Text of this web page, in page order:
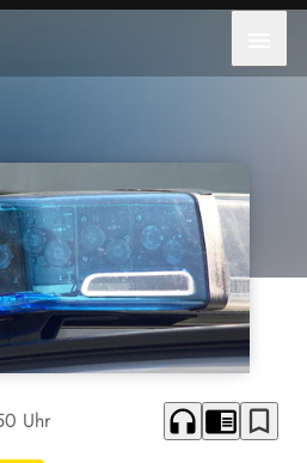
Uhr headphones chrome_reader_mode bookmark_border